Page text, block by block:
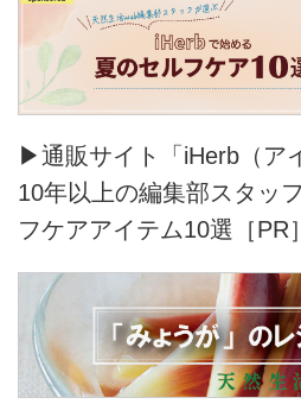
▶通販サイト「iHerb（ア
10年以上の編集部スタッ
フケアアイテム10選［PR］